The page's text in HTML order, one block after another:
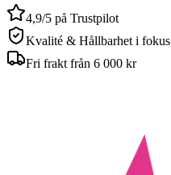
4,9/5 på Trustpilot
Kvalité & Hållbarhet i fokus
Fri frakt från 6 000 kr